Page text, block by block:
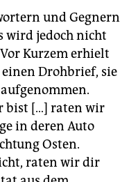
und Gegnern
wird jedoch nicht
Kurzem erhielt
Drohbrief, sie
bist […] raten wir
in deren Auto
Osten.
raten wir dir